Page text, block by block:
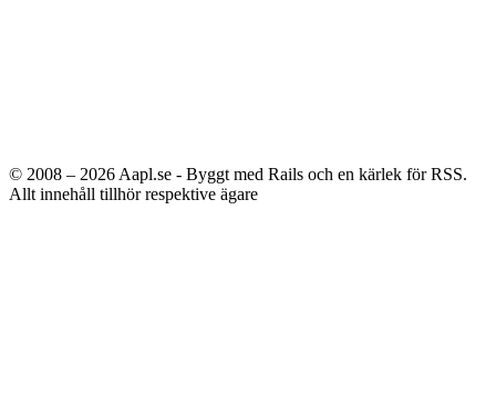
© 2008 – 2026 Aapl.se - Byggt med Rails och en kärlek för RSS.
Allt innehåll tillhör respektive ägare